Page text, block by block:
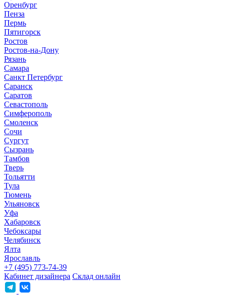
Оренбург
Пенза
Пермь
Пятигорск
Ростов
Ростов-на-Дону
Рязань
Самара
Санкт Петербург
Саранск
Саратов
Севастополь
Симферополь
Смоленск
Сочи
Сургут
Сызрань
Тамбов
Тверь
Тольятти
Тула
Тюмень
Ульяновск
Уфа
Хабаровск
Чебоксары
Челябинск
Ялта
Ярославль
+7 (495) 773-74-39
Кабинет дизайнера Склад онлайн